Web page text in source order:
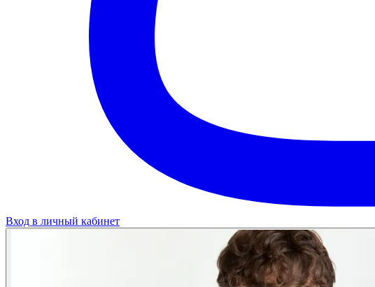
Вход в личный кабинет